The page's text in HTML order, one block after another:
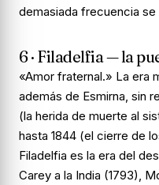
demasiada frecuencia se
6 · Filadelfia — la
«Amor fraternal.» La era
además de Esmirna, sin
(la herida de muerte al
hasta 1844 (el cierre de
Filadelfia es la era del
Carey a la India (1793),